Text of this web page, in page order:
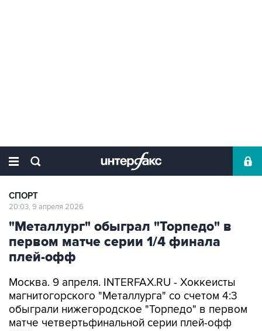
СПОРТ
20:03, 9 апреля 2026
"Металлург" обыграл "Торпедо" в
первом матче серии 1/4 финала
плей-офф
Москва. 9 апреля. INTERFAX.RU - Хоккеисты
магнитогорского "Металлурга" со счетом 4:3
обыграли нижегородское "Торпедо" в первом
матче четвертьфинальной серии плей-офф